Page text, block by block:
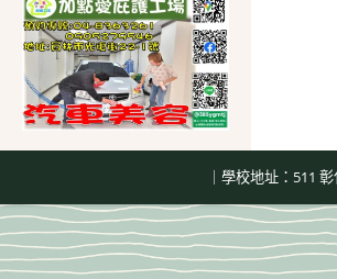
｜學校地址：511